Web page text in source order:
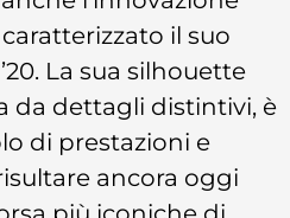
il suo
La sua silhouette
da dettagli distintivi, è
di prestazioni e
ancora oggi